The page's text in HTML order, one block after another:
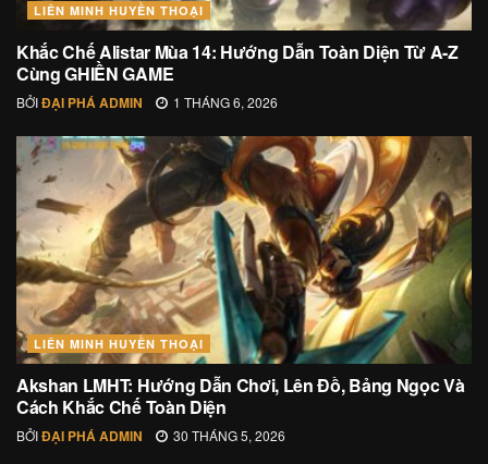
LIÊN MINH HUYỀN THOẠI
Khắc Chế Alistar Mùa 14: Hướng Dẫn Toàn Diện Từ A-Z
Cùng GHIỀN GAME
BỞIĐẠI PHÁ ADMIN 1 THÁNG 6, 2026
LIÊN MINH HUYỀN THOẠI
Akshan LMHT: Hướng Dẫn Chơi, Lên Đồ, Bảng Ngọc Và
Cách Khắc Chế Toàn Diện
BỞIĐẠI PHÁ ADMIN 30 THÁNG 5, 2026